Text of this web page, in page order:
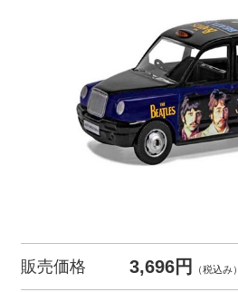
販売価格 3,696円 （税込み）